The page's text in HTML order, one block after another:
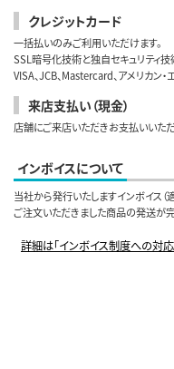
クレジットカード
一括払いのみご利用いただけます。
SSL暗号化技術と独自セキュリティ技
VISA、JCB、Mastercard、アメリカン
来店支払い（現金）
店舗にご来店いただきお支払いいただ
インボイスについて
当社から発行いたしますインボイス（
ご注文いただきました商品の発送が
詳細は「インボイス制度への対応